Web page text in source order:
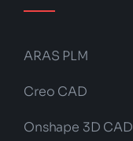
ARAS PLM
Creo CAD
Onshape 3D CAD